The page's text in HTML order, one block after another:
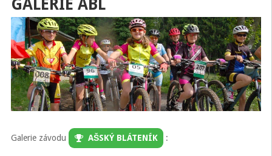
GALERIE ABL
Galerie závodu AŠSKÝ BLÁTENÍK :